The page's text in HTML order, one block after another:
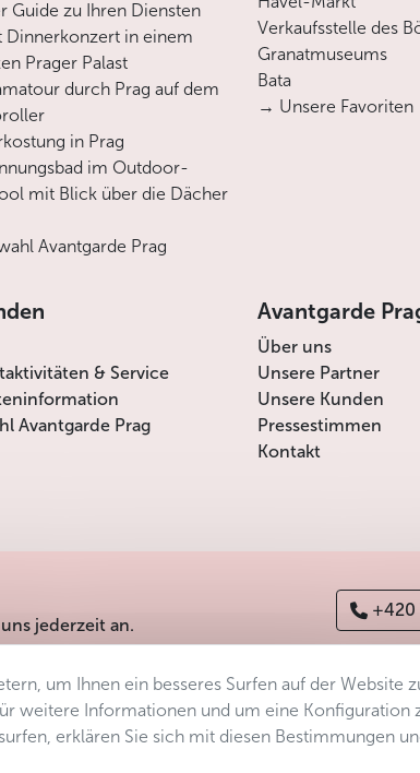
Guide zu Ihren Diensten
Dinnerkonzert in einem
Prager Palast
durch Prag auf dem
in Prag
im Outdoor-
mit Blick über die Dächer
Avantgarde Prag
Verkaufsstelle des
Granatmuseums
Bata
→ Unsere Favoriten
& Service
Avantgarde Prag
Avantgarde
Über uns
Unsere Partner
Unsere Kunden
Pressestimmen
Kontakt
jederzeit an.
+420
Manage consent Sitemap
um Ihnen ein besseres Surfen auf der Website
weitere Informationen und um eine Konfiguration
erklären Sie sich mit diesen Bestimmungen